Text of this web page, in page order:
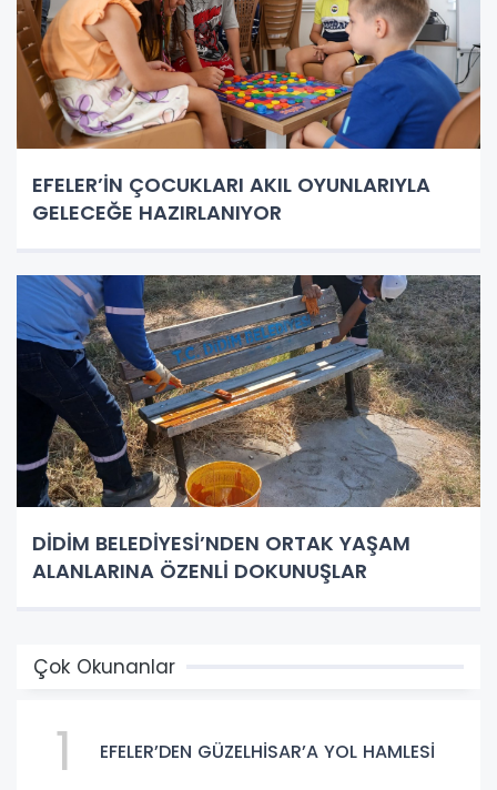
EFELER’İN ÇOCUKLARI AKIL OYUNLARIYLA
GELECEĞE HAZIRLANIYOR
DİDİM BELEDİYESİ’NDEN ORTAK YAŞAM
ALANLARINA ÖZENLİ DOKUNUŞLAR
Çok Okunanlar
1 EFELER’DEN GÜZELHİSAR’A YOL HAMLESİ